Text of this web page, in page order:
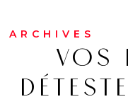
ARCHIVES
VOS